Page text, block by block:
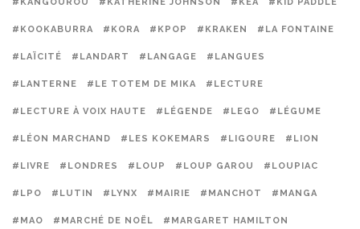
#KOOKABURRA #KORA #KPOP #KRAKEN #LA FONTAINE
#LAÏCITÉ #LANDART #LANGAGE #LANGUES
#LANTERNE #LE TOTEM DE MIKA #LECTURE
#LECTURE À VOIX HAUTE #LÉGENDE #LEGO #LÉGUME
#LÉON MARCHAND #LES KOKEMARS #LIGOURE #LION
#LIVRE #LONDRES #LOUP #LOUP GAROU #LOUPIAC
#LPO #LUTIN #LYNX #MAIRIE #MANCHOT #MANGA
#MAO #MARCHÉ DE NOËL #MARGARET HAMILTON